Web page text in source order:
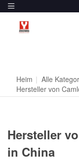
Heim | Alle
Hersteller von
Hersteller
in China